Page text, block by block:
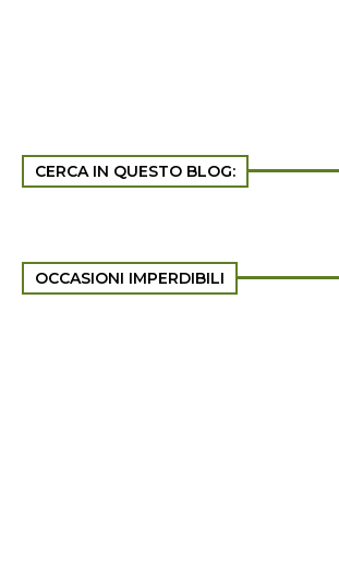
CERCA IN QUESTO BLOG:
OCCASIONI IMPERDIBILI